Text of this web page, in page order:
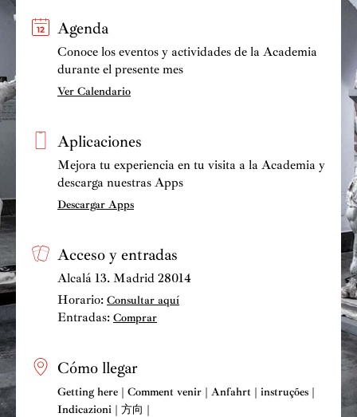
Agenda
Conoce los eventos y actividades de la Academia
durante el presente mes
Ver Calendario
Aplicaciones
Mejora tu experiencia en tu visita a la Academia y
descarga nuestras Apps
Descargar Apps
Acceso y entradas
Alcalá 13. Madrid 28014
Horario: Consultar aquí
Entradas: Comprar
Cómo llegar
Getting here | Comment venir | Anfahrt | instruções |
Indicazioni | 方向 |